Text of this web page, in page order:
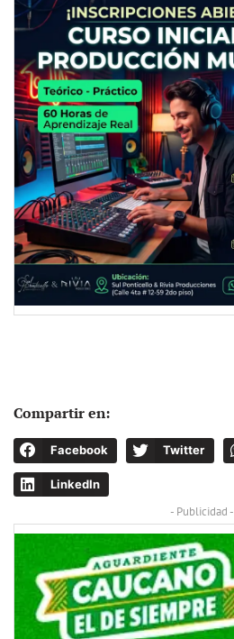
Compartir en:
Facebook Twitter
LinkedIn
- Publicidad -